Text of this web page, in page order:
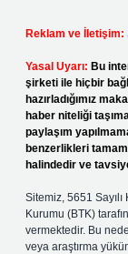
Reklam ve İletişim:
Yasal Uyarı: Bu
şirketi ile hiçbir
hazırladığımız
haber niteliği
paylaşım
benzerlikleri
halindedir ve
Sitemiz, 5651
Kurumu (BTK)
vermektedir. Bu
veya araştırma